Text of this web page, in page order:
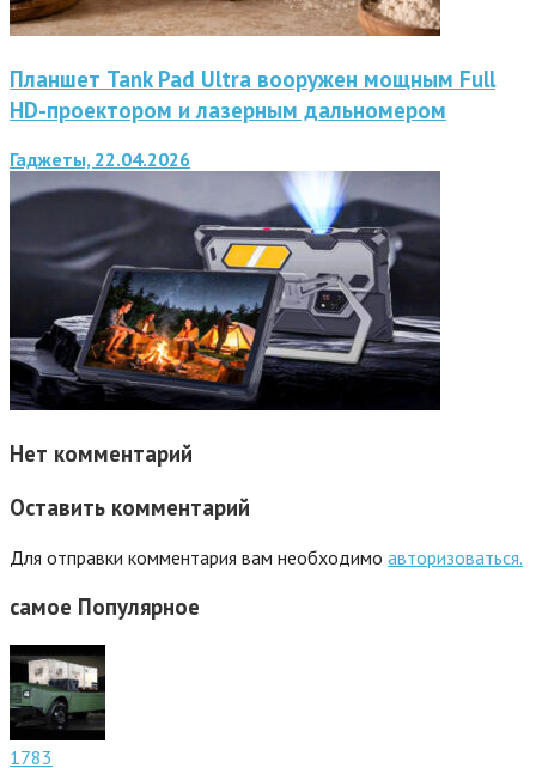
Планшет Tank Pad Ultra вооружен мощным Full
HD-проектором и лазерным дальномером
Гаджеты, 22.04.2026
Нет комментарий
Оставить комментарий
Для отправки комментария вам необходимо авторизоваться.
самое Популярное
1783